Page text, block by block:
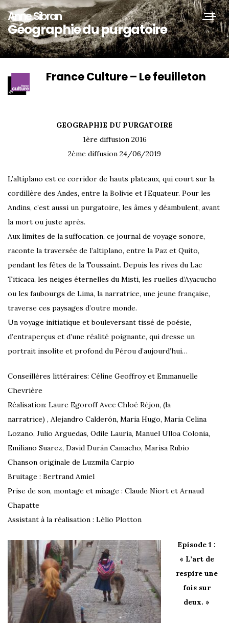
Anne Sibran
Toggle
Géographie du purgatoire
France Culture – Le feuilleton
GEOGRAPHIE DU PURGATOIRE
1ère diffusion 2016
2ème diffusion 24/06/2019
L’altiplano est ce corridor de hauts plateaux, qui court sur la
cordillère des Andes, entre la Bolivie et l’Equateur. Pour les
Andins, c’est aussi un purgatoire, les âmes y déambulent, avant
la mort ou juste après.
Aux limites de la suffocation, ce journal de voyage sonore,
raconte la traversée de l’altiplano, entre la Paz et Quito,
pendant les fêtes de la Toussaint. Depuis les rives du Lac
Titicaca, les neiges éternelles du Misti, les ruelles d’Ayacucho
ou les faubourgs de Lima, la narratrice, une jeune française,
traverse ces paysages d’outre monde.
Un voyage initiatique et bouleversant tissé de poésie,
d’entraperçus et d’une réalité poignante, qui dresse un
portrait insolite et profond du Pérou d’aujourd’hui…
Conseillères littéraires: Céline Geoffroy et Emmanuelle
Chevrière
Réalisation: Laure Egoroff Avec Chloé Réjon, (la
narratrice) , Alejandro Calderón, Maria Hugo, Maria Celina
Lozano, Julio Arguedas, Odile Lauria, Manuel Ulloa Colonia,
Emiliano Suarez, David Durán Camacho, Marisa Rubio
Chanson originale de Luzmila Carpio
Bruitage : Bertrand Amiel
Prise de son, montage et mixage : Claude Niort et Arnaud
Chapatte
Assistant à la réalisation : Lélio Plotton
Episode 1 :
« L’art de
respire une
fois sur
deux. »